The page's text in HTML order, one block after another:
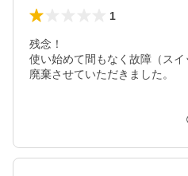
1
残念！
使い始めて間もなく故障（スイ
廃棄させていただきました。